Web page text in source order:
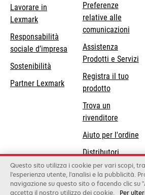
Lavorare in
Lexmark
Responsabilità
sociale d’impresa
scheda
Sostenibilità
Partner Lexmark
Preferenze
relative alle
comunicazioni
Assistenza
Prodotti e Servizi
Registra il tuo
prodotto
Trova un
rivenditore
Aiuto per l'ordine
Distributori
Lexmark
Questo sito utilizza i cookie per vari scopi,
l'esperienza utente, l'analisi e la pubblicità.
navigazione su questo sito o facendo clic su
accetta il nostro utilizzo dei cookie.
Per